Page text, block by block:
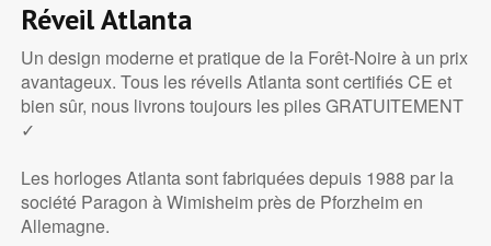
Réveil Atlanta
Un design moderne et pratique de la Forêt-Noire à un prix
avantageux. Tous les réveils Atlanta sont certifiés CE et
bien sûr, nous livrons toujours les piles GRATUITEMENT
✓
Les horloges Atlanta sont fabriquées depuis 1988 par la
société Paragon à Wimisheim près de Pforzheim en
Allemagne.